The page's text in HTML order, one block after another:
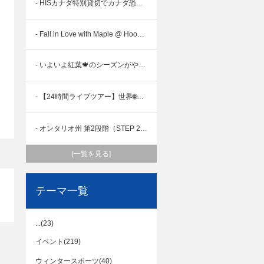
- HISカナダ特別貸切でカナダ恐竜の聖地ロイヤルティレル古生博物館から独占ライブツアー
- Fall in Love with Maple @ Hoovers Maple Syrup🍁
- いよいよ紅葉🍁のシーズンがやってきます!
- 【24時間ライブツアー】世界🌐30か国以上周遊♪
- オンタリオ州 第2段階（STEP 2）に移行
[一覧を見る]
テーマ一覧
...(23)
イベント(219)
ウィンタースポーツ(40)